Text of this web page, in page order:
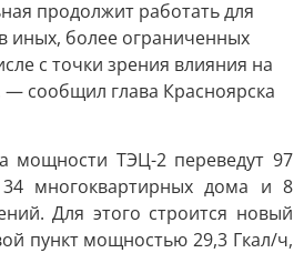
продолжит работать для
иных, более ограниченных
с точки зрения влияния на
сообщил глава Красноярска
мощности ТЭЦ-2 переведут 97
многоквартирных дома и 8
Для этого строится новый
пункт мощностью 29,3 Гкал/ч,